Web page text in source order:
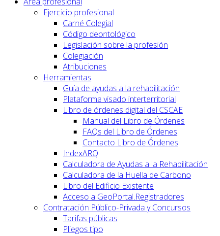
Ejercicio profesional
Carné Colegial
Código deontológico
Legislación sobre la profesión
Colegiación
Atribuciones
Herramientas
Guía de ayudas a la rehabilitación
Plataforma visado interterritorial
Libro de órdenes digital del CSCAE
Manual del Libro de Órdenes
FAQs del Libro de Órdenes
Contacto Libro de Órdenes
IndexARQ
Calculadora de Ayudas a la Rehabilitación
Calculadora de la Huella de Carbono
Libro del Edificio Existente
Acceso a GeoPortal.Registradores
Contratación Público-Privada y Concursos
Tarifas públicas
Pliegos tipo